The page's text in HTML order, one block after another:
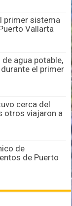
primer sistema
Vallarta
agua potable,
el primer
cerca del
otros viajaron a
de
de Puerto